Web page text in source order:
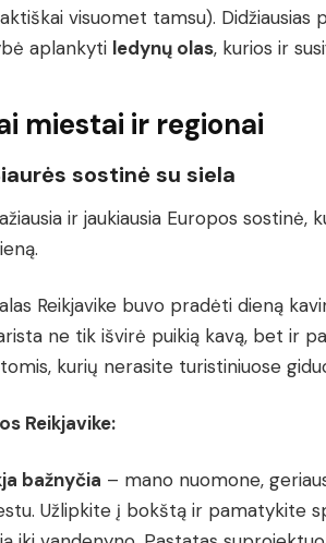
visuomet tamsu). Didžiausias
aplankyti ledynų olas, kurios ir
miestai ir regionai
sostinė su siela
ir jaukiausia Europos sostinė,
Reikjavike buvo pradėti dieną
ne tik išvirė puikią kavą, bet ir
kurių nerasite turistiniuose
Reikjavike:
bažnyčia – mano nuomone,
Užlipkite į bokštą ir pamatykite